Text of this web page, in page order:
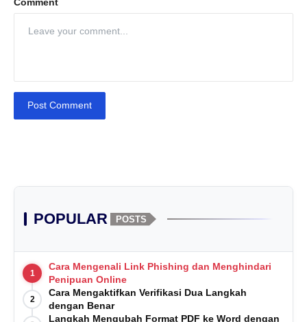
Post Comment
POPULAR POSTS
1
Cara Mengenali Link Phishing dan Menghindari
Penipuan Online
2
Cara Mengaktifkan Verifikasi Dua Langkah
dengan Benar
Langkah Mengubah Format PDF ke Word dengan